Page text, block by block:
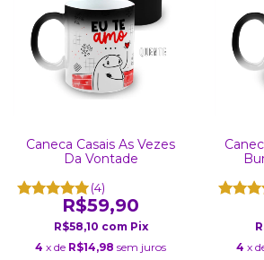
Caneca Casais As Vezes
Da Vontade
(4)
R$59,90
R$58,10 com Pix
4 x de R$14,98 sem juros
4 x